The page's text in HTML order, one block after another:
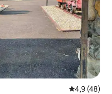
Gemiddelde
4,9 (48)